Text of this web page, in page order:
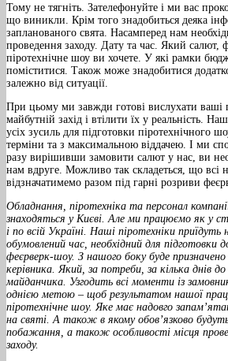
Тому не тягніть. Зателефонуйте і ми вас
що виникли. Крім того знадобиться деяка
запланованого свята. Насамперед нам
проведення заходу. Дату та час. Який салют,
піротехнічне шоу ви хочете. У які рамки
поміститися. Також може знадобитися
залежно від ситуації.
При цьому ми завжди готові вислухати ваші
майбутній захід і втілити їх у реальність.
усіх зусиль для підготовки піротехнічного
терміни та з максимальною віддачею. І ми
разу вирішивши замовити салют у нас, ви
нам вдруге. Можливо так складеться, що всі
відзначатимемо разом під гарні розриви
Обладнання, піротехніка та персонал
знаходяться у Києві. Але ми працюємо як у
і по всій Україні. Наші піротехніки приїдуть
обумовлений час, необхідний для підготовки
феєрверк-шоу. З нашого боку буде призначено
керівника. Який, за потреби, за кілька днів до
майданчика. Узгодить всі моменти із
однією метою – щоб результатом нашої
піротехнічне шоу. Яке має надовго
на святі. А також в якому обов’язково будуть
побажання, а також особливості місця
заходу.